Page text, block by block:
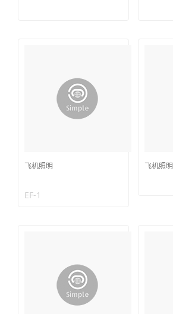
飞机照明
EF-1
飞机照明